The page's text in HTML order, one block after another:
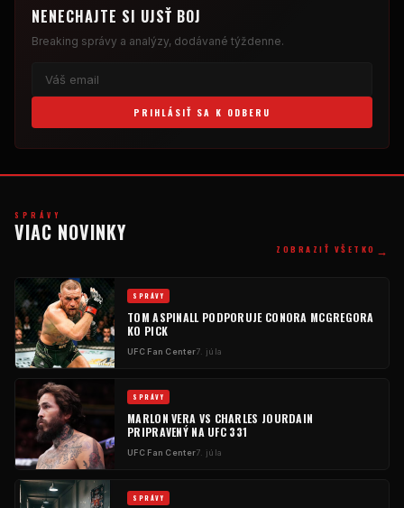
NENECHAJTE SI UJSŤ BOJ
Breaking správy a analýzy, dodávané týždenne.
PRIHLÁSIŤ SA K ODBERU
SPRÁVY
VIAC NOVINKY
ZOBRAZIŤ VŠETKO →
SPRÁVY
TOM ASPINALL PODPORUJE CONORA MCGREGORA
KO PICK
UFCFan Center7. júla
SPRÁVY
MARLON VERA VS CHARLES JOURDAIN
PRIPRAVENÝ NA UFC 331
UFCFan Center7. júla
SPRÁVY